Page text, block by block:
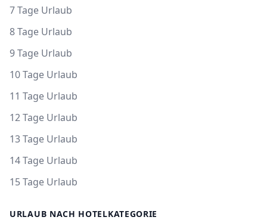
7 Tage Urlaub
8 Tage Urlaub
9 Tage Urlaub
10 Tage Urlaub
11 Tage Urlaub
12 Tage Urlaub
13 Tage Urlaub
14 Tage Urlaub
15 Tage Urlaub
URLAUB NACH HOTELKATEGORIE